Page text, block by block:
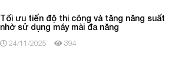
Tối ưu tiến độ thi công và tăng năng suất
nhờ sử dụng máy mài đa năng
24/11/2025 394